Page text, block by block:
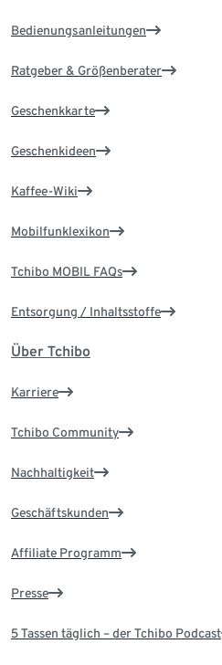
Bedienungsanleitungen
Ratgeber & Größenberater
Geschenkkarte
Geschenkideen
Kaffee-Wiki
Mobilfunklexikon
Tchibo MOBIL FAQs
Entsorgung / Inhaltsstoffe
Über Tchibo
Karriere
Tchibo Community
Nachhaltigkeit
Geschäftskunden
Affiliate Programm
Presse
5 Tassen täglich – der Tchibo Podcast